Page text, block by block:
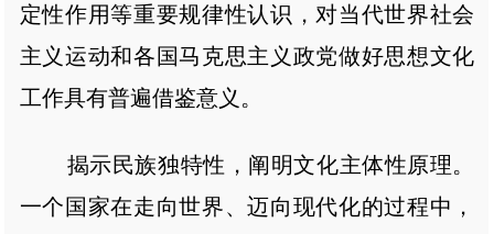
定性作用等重要规律性认识，对当代世界社会
主义运动和各国马克思主义政党做好思想文化
工作具有普遍借鉴意义。
揭示民族独特性，阐明文化主体性原理。
一个国家在走向世界、迈向现代化的过程中，